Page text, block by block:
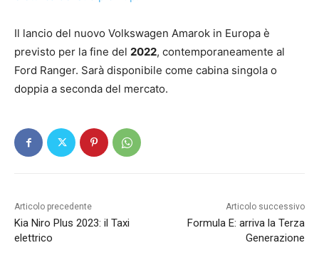
Il lancio del nuovo Volkswagen Amarok in Europa è
previsto per la fine del 2022, contemporaneamente al
Ford Ranger. Sarà disponibile come cabina singola o
doppia a seconda del mercato.
Articolo precedente
Kia Niro Plus 2023: il Taxi
elettrico
Articolo successivo
Formula E: arriva la Terza
Generazione